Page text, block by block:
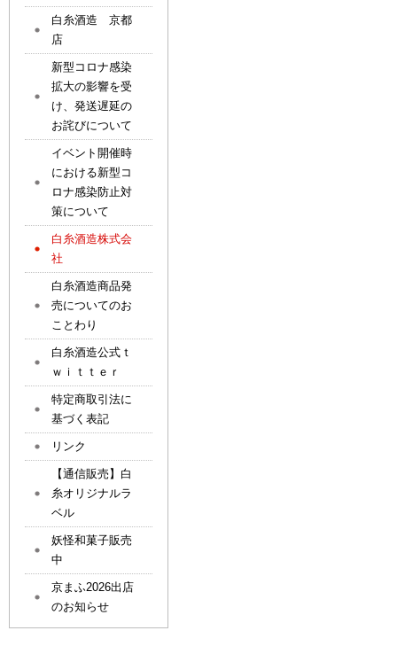
白糸酒造 京都
店
新型コロナ感染
拡大の影響を受
け、発送遅延の
お詫びについて
イベント開催時
における新型コ
ロナ感染防止対
策について
白糸酒造株式会
社
白糸酒造商品発
売についてのお
ことわり
白糸酒造公式ｔ
ｗｉｔｔｅｒ
特定商取引法に
基づく表記
リンク
【通信販売】白
糸オリジナルラ
ベル
妖怪和菓子販売
中
京まふ2026出店
のお知らせ